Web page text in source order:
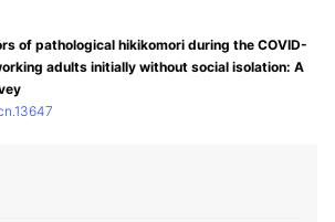
of pathological hikikomori during the COVID-
adults initially without social isolation: A